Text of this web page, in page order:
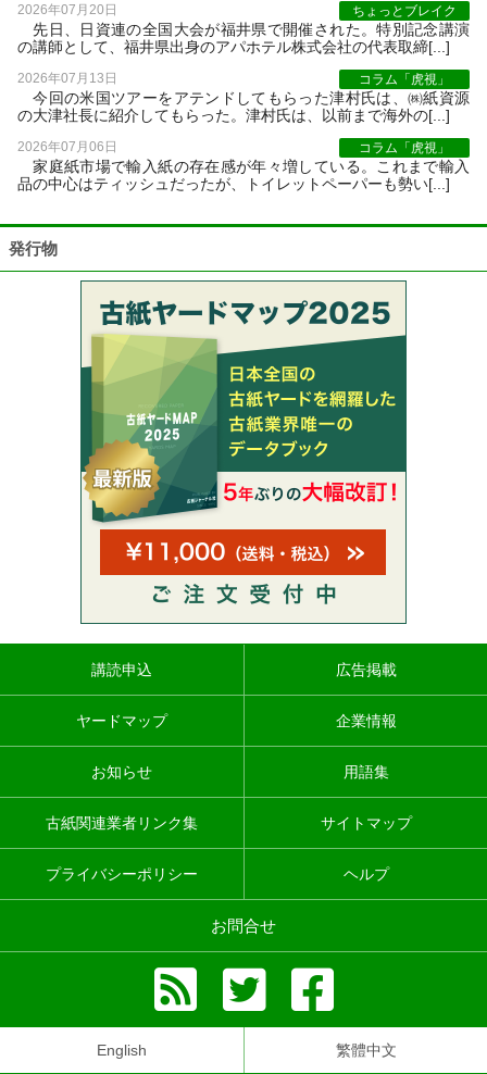
2026年07月20日 ちょっとブレイク
先日、日資連の全国大会が福井県で開催された。特別記念講演
の講師として、福井県出身のアパホテル株式会社の代表取締[...]
2026年07月13日 コラム「虎視」
今回の米国ツアーをアテンドしてもらった津村氏は、㈱紙資源
の大津社長に紹介してもらった。津村氏は、以前まで海外の[...]
2026年07月06日 コラム「虎視」
家庭紙市場で輸入紙の存在感が年々増している。これまで輸入
品の中心はティッシュだったが、トイレットペーパーも勢い[...]
発行物
講読申込 広告掲載
ヤードマップ 企業情報
お知らせ 用語集
古紙関連業者リンク集 サイトマップ
プライバシーポリシー ヘルプ
お問合せ
English 繁體中文